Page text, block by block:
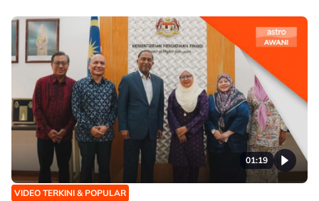
01:19
VIDEO TERKINI & POPULAR